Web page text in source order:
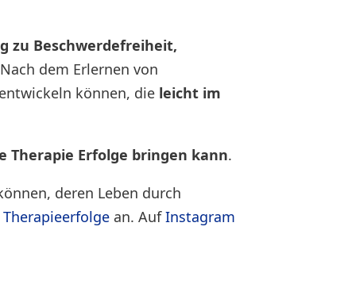
zu Beschwerdefreiheit,
dem Erlernen von
können, die leicht im
Therapie Erfolge bringen kann.
deren Leben durch
Therapieerfolge an. AufInstagram